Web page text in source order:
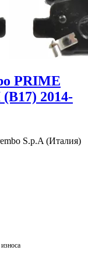
PRIME
2014-
S.p.A (Италия)